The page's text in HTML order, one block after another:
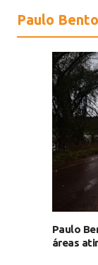
Paulo Bento
Paulo
áreas